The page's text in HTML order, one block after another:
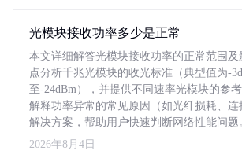
光模块接收功率多少是正常
本文详细解答光模块接收功率的正常范围
点分析千兆光模块的收光标准（典型值为-
至-24dBm），并提供不同速率光模块的参
解释功率异常的常见原因（如光纤损耗、连
解决方案，帮助用户快速判断网络性能问题
2026年8月4日